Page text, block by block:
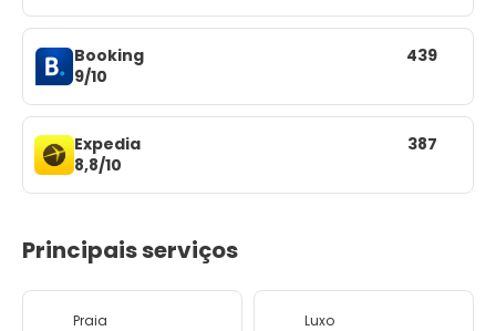
Booking
9/10
439
Expedia
8,8/10
387
Principais serviços
Praia Luxo